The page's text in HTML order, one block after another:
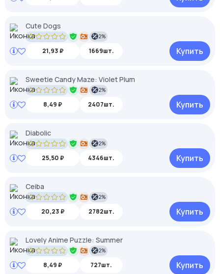
Cute Dogs
2%
21,93 ₽ 1669шт. Купить
Sweetie Candy Maze: Violet Plum
2%
8,49 ₽ 2407шт. Купить
Diabolic
2%
25,50 ₽ 4346шт. Купить
Ceiba
2%
20,23 ₽ 2782шт. Купить
Lovely Anime Puzzle: Summer
2%
8,49 ₽ 727шт. Купить